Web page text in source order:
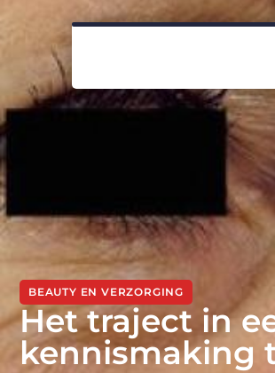
BEAUTY EN VERZORGING
Het traject in
kennismaking